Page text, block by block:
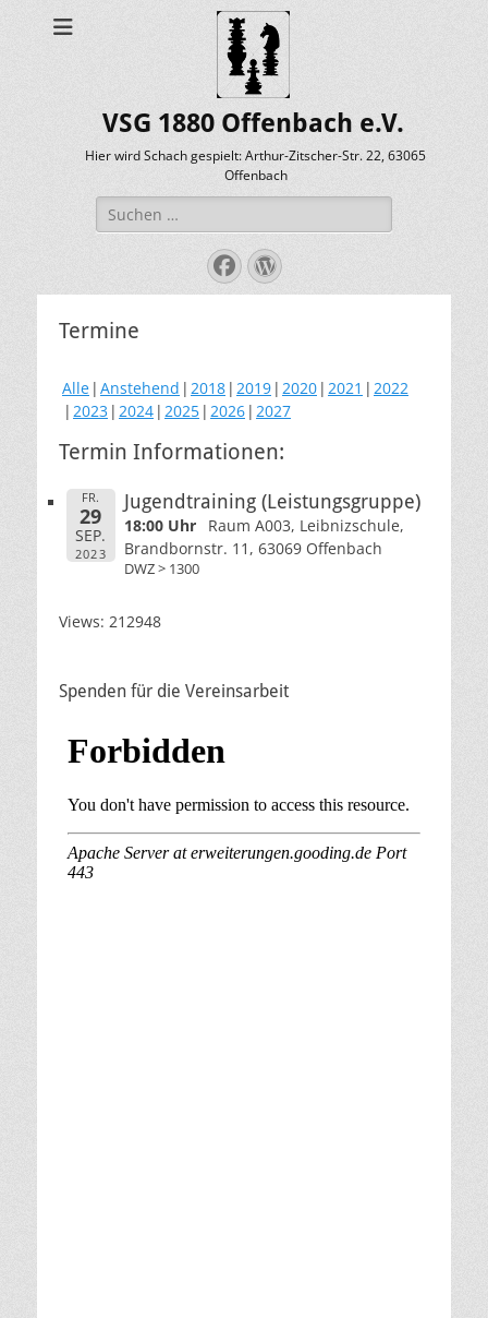
VSG 1880 Offenbach e.V.
Hier wird Schach gespielt: Arthur-Zitscher-Str. 22, 63065
Offenbach
Suche
nach:
Facebook
WordPress
Termine
Alle Anstehend 2018 2019 2020 2021
2022
2023 2024 2025 2026 2027
Termin Informationen:
FR.
29
SEP.
2023
Jugendtraining (Leistungsgruppe)
18:00 Uhr
Raum A003, Leibnizschule,
Brandbornstr. 11, 63069 Offenbach
DWZ > 1300
Views: 212948
Spenden für die Vereinsarbeit